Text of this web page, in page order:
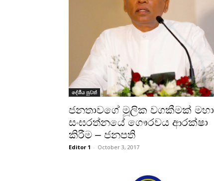
දේශීය පුවත්
ජනතාවගේ මූලික වගකීමක් මහා
සංඝරත්නයේ ගෞරවය ආරක්ෂා
කිරීම – ජනපති
Editor 1 - October 3, 2017